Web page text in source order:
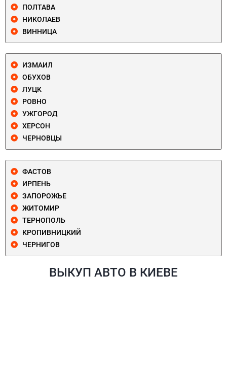
ПОЛТАВА
НИКОЛАЕВ
ВИННИЦА
ИЗМАИЛ
ОБУХОВ
ЛУЦК
РОВНО
УЖГОРОД
ХЕРСОН
ЧЕРНОВЦЫ
ФАСТОВ
ИРПЕНЬ
ЗАПОРОЖЬЕ
ЖИТОМИР
ТЕРНОПОЛЬ
КРОПИВНИЦКИЙ
ЧЕРНИГОВ
ВЫКУП АВТО В КИЕВЕ